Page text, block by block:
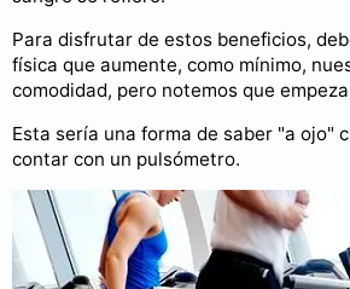
Para disfrutar de estos beneficios,
física que aumente, como mínimo,
comodidad, pero notemos que
Esta sería una forma de saber "a ojo"
contar con un pulsómetro.